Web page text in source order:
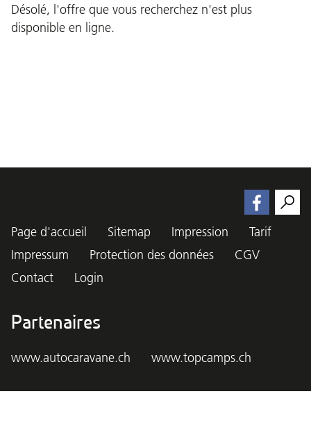
Désolé, l'offre que vous recherchez n'est plus
disponible en ligne.
Page d'accueil Sitemap Impression
Tarif
Impressum
Protection des données
CGV
Contact
Login
Partenaires
www.autocaravane.ch www.topcamps.ch